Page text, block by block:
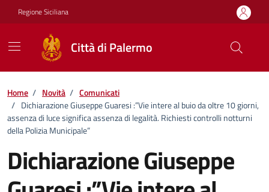
Vai ai contenuti
Vai al footer
Regione Siciliana
Città di Palermo
Home / Novità / Comunicati
/ Dichiarazione Giuseppe Guaresi :”Vie intere al buio da oltre 10 giorni,
assenza di luce significa assenza di legalità. Richiesti controlli notturni
della Polizia Municipale”
Dichiarazione Giuseppe